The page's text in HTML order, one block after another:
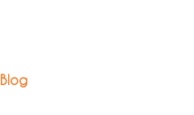
Blog